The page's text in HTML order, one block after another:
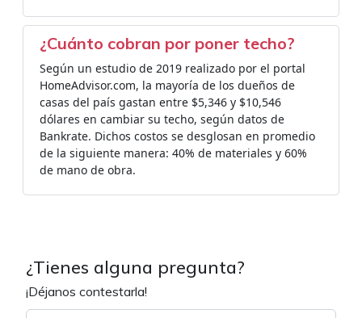
¿Cuánto cobran por poner techo?
Según un estudio de 2019 realizado por el portal
HomeAdvisor.com, la mayoría de los dueños de
casas del país gastan entre $5,346 y $10,546
dólares en cambiar su techo, según datos de
Bankrate. Dichos costos se desglosan en promedio
de la siguiente manera: 40% de materiales y 60%
de mano de obra.
¿Tienes alguna pregunta?
¡Déjanos contestarla!